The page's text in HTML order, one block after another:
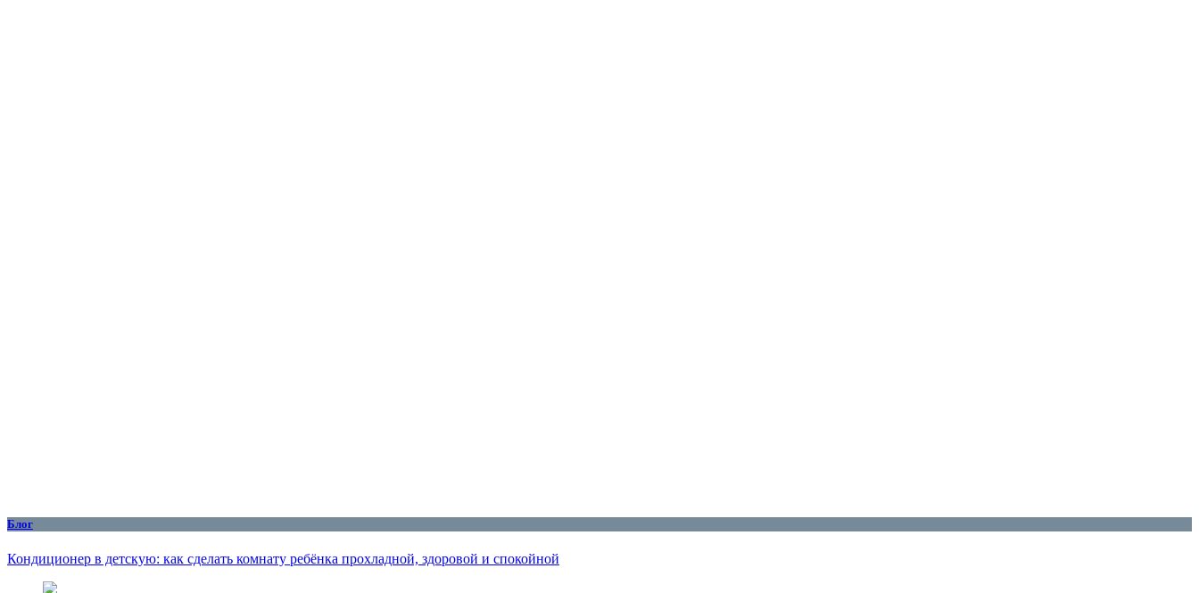
Блог
Кондиционер в детскую: как сделать комнату ребёнка прохладной, здоровой и спокойной